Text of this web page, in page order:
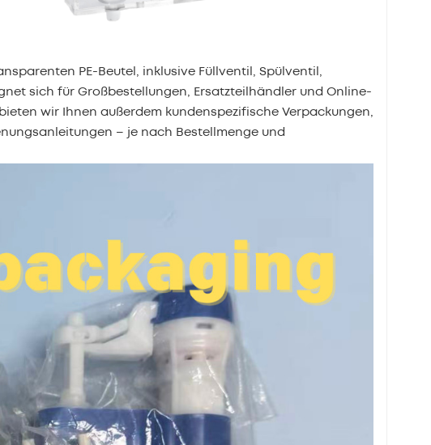
PE-Beutel, inklusive Füllventil, Spülventil,
sich für Großbestellungen, Ersatzteilhändler und Online-
wir Ihnen außerdem kundenspezifische Verpackungen,
– je nach Bestellmenge und